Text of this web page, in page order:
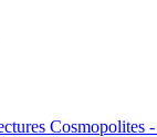
Cosmopolites